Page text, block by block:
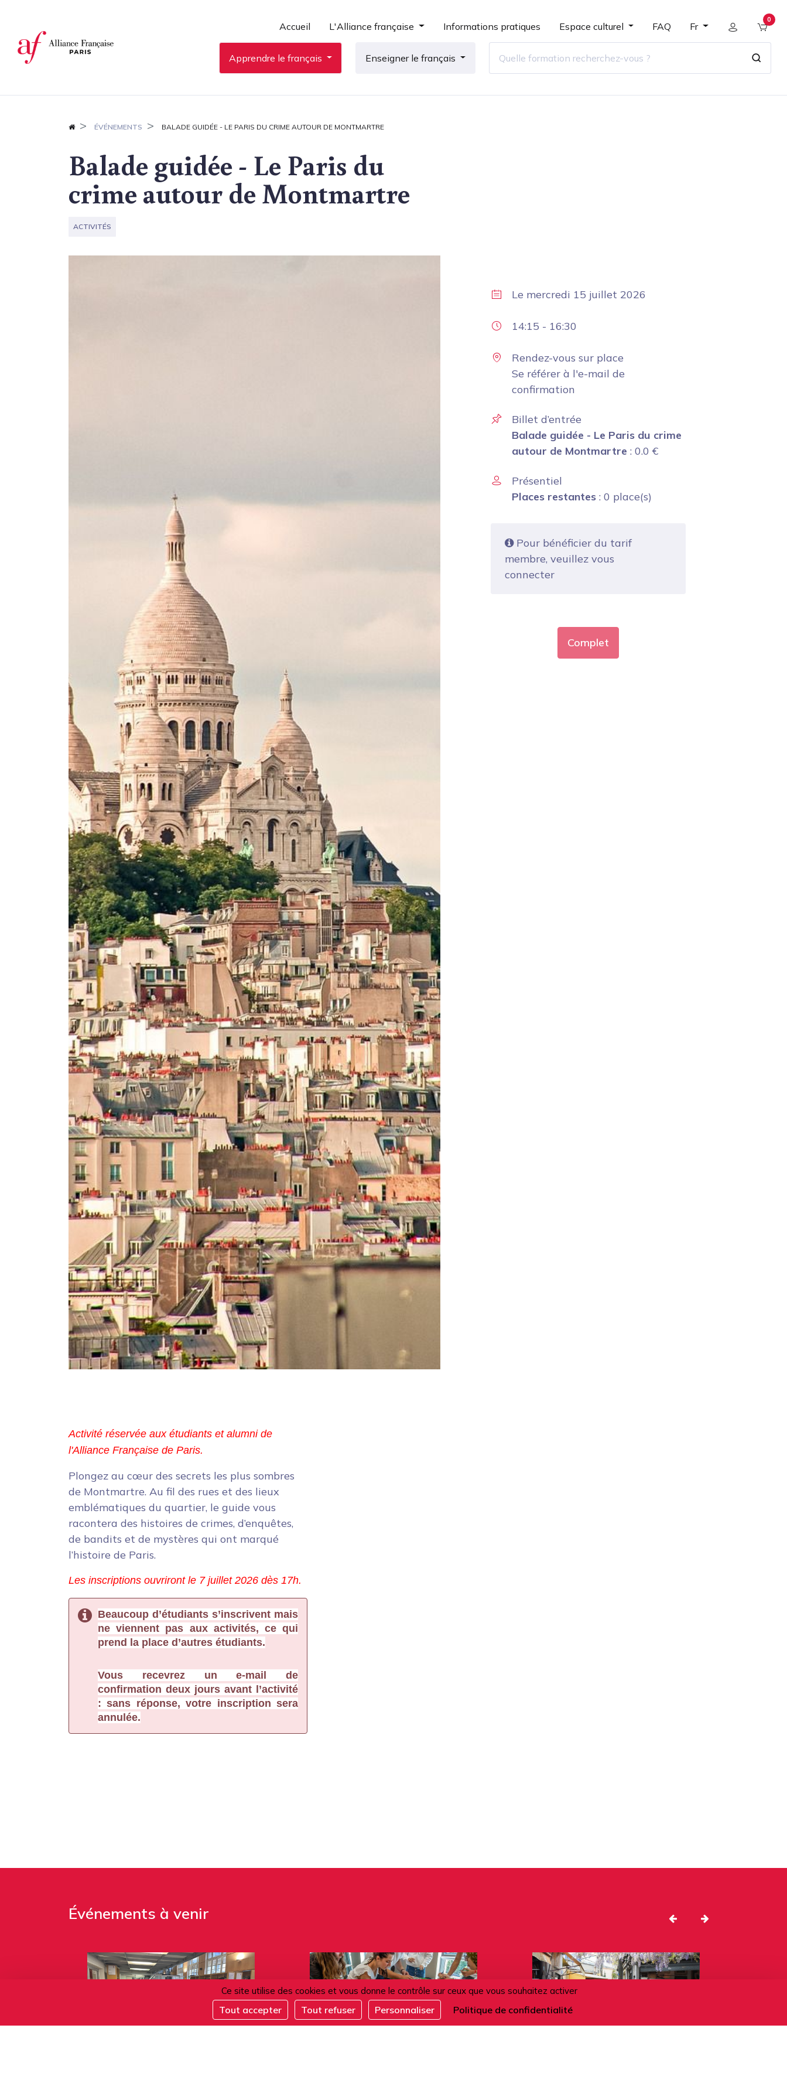
Ce site utilise des cookies et vous donne le contrôle sur ceux que vous souhaitez activer
Tout accepter Tout refuser Personnaliser Politique de confidentialité
Accueil L'Alliance française Informations pratiques Espace culturel FAQ Fr
0
Apprendre le français Enseigner le français
ÉVÉNEMENTS BALADE GUIDÉE - LE PARIS DU CRIME AUTOUR DE MONTMARTRE
Balade guidée - Le Paris du
crime autour de Montmartre
ACTIVITÉS
Activité réservée aux étudiants et alumni de
l'Alliance Française de Paris.
Plongez au cœur des secrets les plus sombres
de Montmartre. Au fil des rues et des lieux
emblématiques du quartier, le guide vous
racontera des histoires de crimes, d’enquêtes,
de bandits et de mystères qui ont marqué
l’histoire de Paris.
Les inscriptions ouvriront le 7 juillet 2026 dès 17h.
Beaucoup d’étudiants s’inscrivent mais
ne viennent pas aux activités, ce qui
prend la place d’autres étudiants.
Vous recevrez un e-mail de
confirmation deux jours avant l’activité
: sans réponse, votre inscription sera
annulée.
Le mercredi 15 juillet 2026
14:15 - 16:30
Rendez-vous sur place
Se référer à l'e-mail de
confirmation
Billet d’entrée
Balade guidée - Le Paris du crime
autour de Montmartre : 0.0 €
Présentiel
Places restantes : 0 place(s)
Pour bénéficier du tarif
membre, veuillez vous
connecter
Complet
Événements à venir